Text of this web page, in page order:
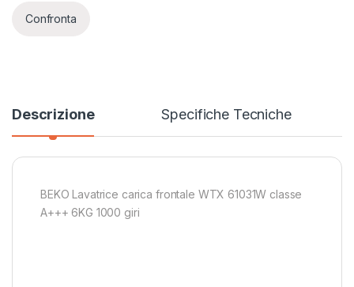
Confronta
Descrizione Specifiche Tecniche
BEKO Lavatrice carica frontale WTX 61031W classe
A+++ 6KG 1000 giri